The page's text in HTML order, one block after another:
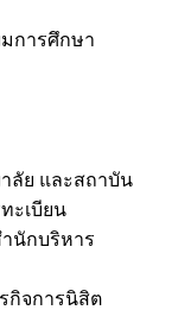
การศึกษา
ลัย และสถาบัน
ะเบียน
นักบริหาร
กิจการนิสิต